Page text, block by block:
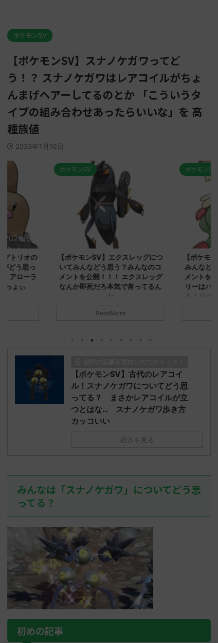
ポケモンSV
【ポケモンSV】スナノケガワってど
う！？ スナノケガワはレアコイルがちょ
んまげヘアーしてるのとか 「こういうタ
イプの組み合わせあったらいいな」を 高
種族値
2023年1月10日
2023/9/8
トリオの
どう思っ
アローラ
っょぃ
ただダグト
れたウミト
ポケモンSV
【ポケモンSV】エクスレッグにつ
いてみんなどう思う？みんなのコ
メントを公開！！！ エクスレッグ
なんか即死だろ本気で言ってるん
う思ってる？ 初めの記事 元のス
た！ (ﾜｯﾁｮｲW d56d-NwUu)
01:07:00.69ID:oUI00NrJ0 エクスレ
ッグヘルムかっこいいから助かる 名
無しさん0971 0971 名無しさん、君に
決めた！ (ﾜｯﾁｮｲW b524-NwUu)
2023/06/28(水 ...
ReadMore
ポケモンSV
【ポケモ
みんなど
メントを
リーはバ
るよりビ
2023/06/
え忘れたガ
たラウドボ
しさん0624
【ポケモンSV】古代のレアコイ
ル！スナノケガワについてどう思
ってる？ まさかレアコイルが立
つとはな… スナノケガワ歩き方
カッコいい
続きを見る
みんなは「スナノケガワ」についてどう思
ってる？
初めの記事